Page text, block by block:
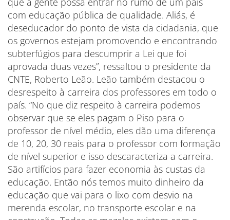
com educação pública de qualidade. Aliás, é
deseducador do ponto de vista da cidadania, que
os governos estejam promovendo e encontrando
subterfúgios para descumprir a Lei que foi
aprovada duas vezes”, ressaltou o presidente da
CNTE, Roberto Leão. Leão também destacou o
desrespeito à carreira dos professores em todo o
país. “No que diz respeito à carreira podemos
observar que se eles pagam o Piso para o
professor de nível médio, eles dão uma diferença
de 10, 20, 30 reais para o professor com formação
de nível superior e isso descaracteriza a carreira.
São artifícios para fazer economia às custas da
educação. Então nós temos muito dinheiro da
educação que vai para o lixo com desvio na
merenda escolar, no transporte escolar e na